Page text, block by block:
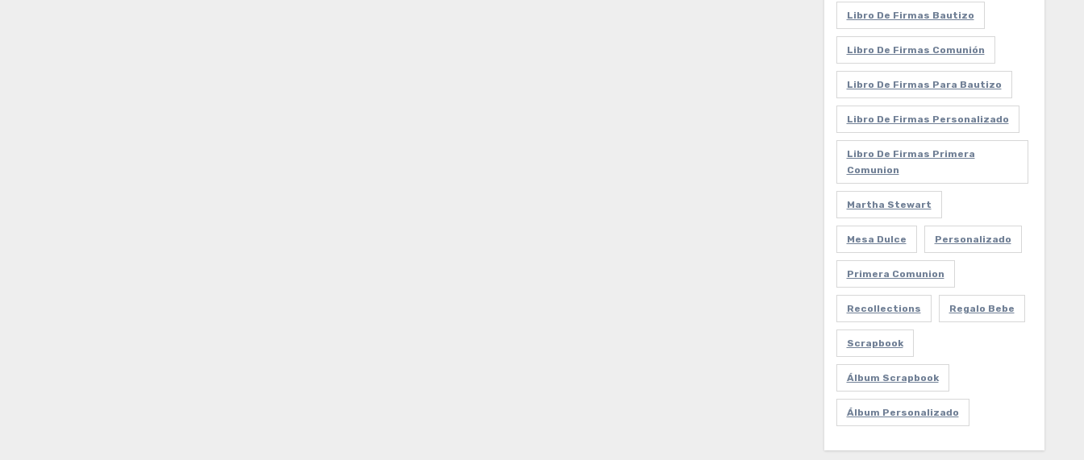
Libro De Firmas Bautizo
Libro De Firmas Comunión
Libro De Firmas Para Bautizo
Libro De Firmas Personalizado
Libro De Firmas Primera
Comunion
Martha Stewart
Mesa Dulce Personalizado
Primera Comunion
Recollections Regalo Bebe
Scrapbook
Álbum Scrapbook
Álbum Personalizado